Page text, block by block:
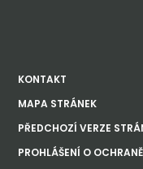
KONTAKT
MAPA STRÁNEK
PŘEDCHOZÍ VERZE
PROHLÁŠENÍ O